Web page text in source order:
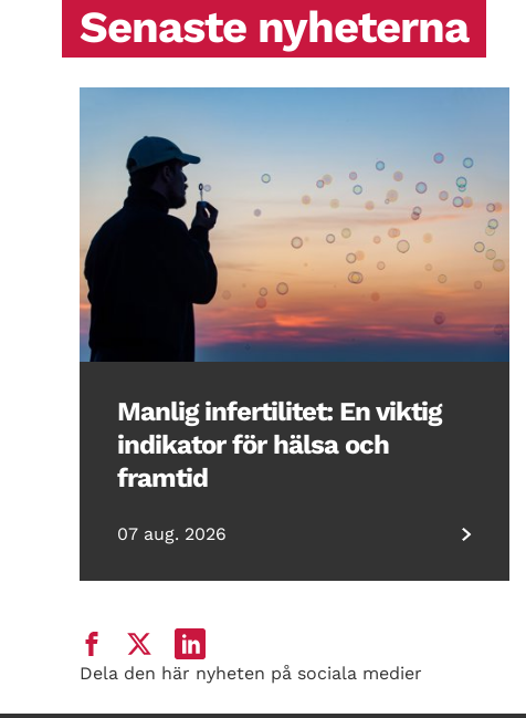
Senaste nyheterna
Manlig infertilitet: En viktig
indikator för hälsa och
framtid
07 aug. 2026
Dela den här nyheten på sociala medier